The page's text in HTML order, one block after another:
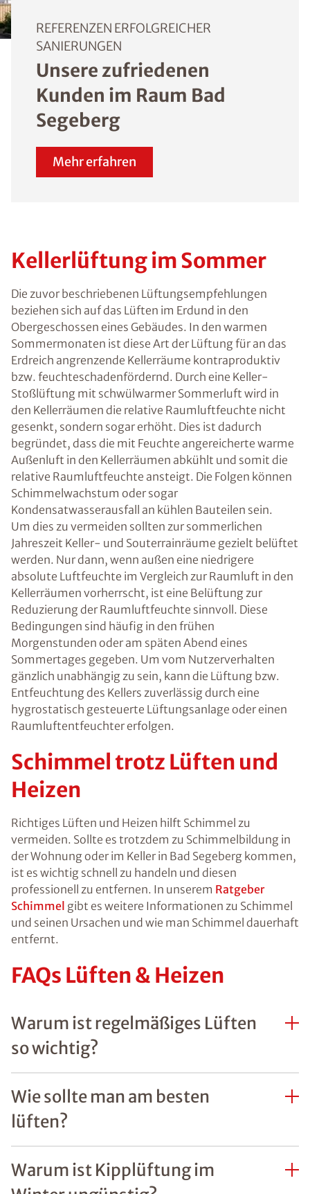
REFERENZEN ERFOLGREICHER
SANIERUNGEN
Unsere zufriedenen
Kunden im Raum Bad
Segeberg
Mehr erfahren
Kellerlüftung im Sommer
Die zuvor beschriebenen Lüftungsempfehlungen
beziehen sich auf das Lüften im Erdund in den
Obergeschossen eines Gebäudes. In den warmen
Sommermonaten ist diese Art der Lüftung für an das
Erdreich angrenzende Kellerräume kontraproduktiv
bzw. feuchteschadenfördernd. Durch eine Keller-
Stoßlüftung mit schwülwarmer Sommerluft wird in
den Kellerräumen die relative Raumluftfeuchte nicht
gesenkt, sondern sogar erhöht. Dies ist dadurch
begründet, dass die mit Feuchte angereicherte warme
Außenluft in den Kellerräumen abkühlt und somit die
relative Raumluftfeuchte ansteigt. Die Folgen können
Schimmelwachstum oder sogar
Kondensatwasserausfall an kühlen Bauteilen sein.
Um dies zu vermeiden sollten zur sommerlichen
Jahreszeit Keller- und Souterrainräume gezielt belüftet
werden. Nur dann, wenn außen eine niedrigere
absolute Luftfeuchte im Vergleich zur Raumluft in den
Kellerräumen vorherrscht, ist eine Belüftung zur
Reduzierung der Raumluftfeuchte sinnvoll. Diese
Bedingungen sind häufig in den frühen
Morgenstunden oder am späten Abend eines
Sommertages gegeben. Um vom Nutzerverhalten
gänzlich unabhängig zu sein, kann die Lüftung bzw.
Entfeuchtung des Kellers zuverlässig durch eine
hygrostatisch gesteuerte Lüftungsanlage oder einen
Raumluftentfeuchter erfolgen.
Schimmel trotz Lüften und
Heizen
Richtiges Lüften und Heizen hilft Schimmel zu
vermeiden. Sollte es trotzdem zu Schimmelbildung in
der Wohnung oder im Keller in Bad Segeberg kommen,
ist es wichtig schnell zu handeln und diesen
professionell zu entfernen. In unserem Ratgeber
Schimmel gibt es weitere Informationen zu Schimmel
und seinen Ursachen und wie man Schimmel dauerhaft
entfernt.
FAQs Lüften & Heizen
Warum ist regelmäßiges Lüften
so wichtig?
Wie sollte man am besten
lüften?
Warum ist Kipplüftung im